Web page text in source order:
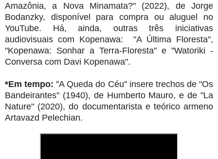
Amazônia, a Nova Minamata?" (2022), de Jorge
Bodanzky, disponível para compra ou aluguel no
YouTube. Há, ainda, outras três iniciativas
audiovisuais com Kopenawa: "A Última Floresta",
"Kopenawa: Sonhar a Terra-Floresta" e "Watoriki -
Conversa com Davi Kopenawa".
*Em tempo:"A Queda do Céu" insere trechos de "Os
Bandeirantes" (1940), de Humberto Mauro, e de "La
Nature" (2020), do documentarista e teórico armeno
Artavazd Pelechian.